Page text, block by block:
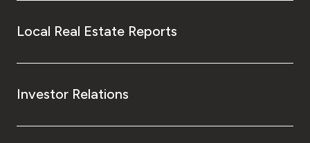
Local Real Estate Reports
Investor Relations